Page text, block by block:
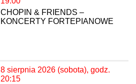
CHOPIN & FRIENDS –
KONCERTY FORTEPIANOWE
8 sierpnia 2026 (sobota), godz.
20:15